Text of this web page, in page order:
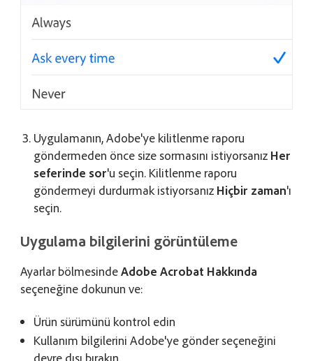
Uygulamanın, Adobe'ye kilitlenme raporu
göndermeden önce size sormasını istiyorsanız Her
seferinde sor'u seçin. Kilitlenme raporu
göndermeyi durdurmak istiyorsanız Hiçbir zaman'ı
seçin.
Uygulama bilgilerini görüntüleme
Ayarlar bölmesindeAdobe Acrobat Hakkında
seçeneğine dokunun ve:
Ürün sürümünü kontrol edin
Kullanım bilgilerini Adobe'ye gönder seçeneğini
devre dışı bırakın